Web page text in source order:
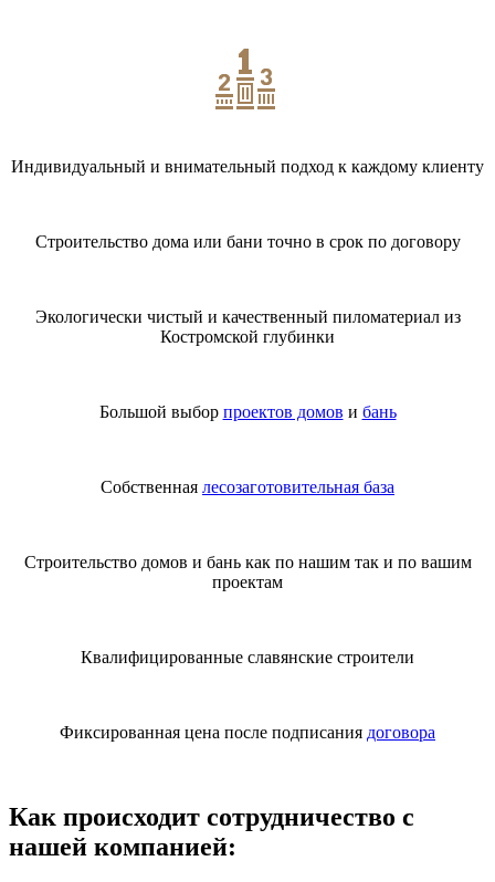
Индивидуальный и внимательный подход к каждому клиенту
Строительство дома или бани точно в срок по договору
Экологически чистый и качественный пиломатериал из
Костромской глубинки
Большой выбор проектов домов и бань
Собственная лесозаготовительная база
Строительство домов и бань как по нашим так и по вашим
проектам
Квалифицированные славянские строители
Фиксированная цена после подписания договора
Как происходит сотрудничество с
нашей компанией: